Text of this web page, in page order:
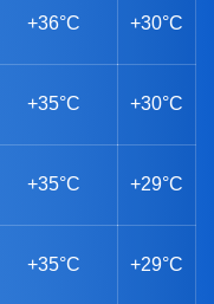
+36°C +30°C
+35°C +30°C
+35°C +29°C
+35°C +29°C